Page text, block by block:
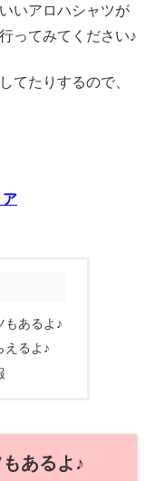
いアロハシャツが
ってみてください♪
してたりするので、
ア
もあるよ♪
えるよ♪
あるよ♪